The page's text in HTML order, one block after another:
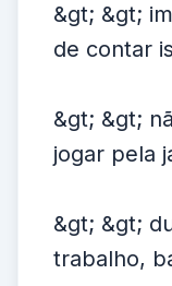
&gt; &gt;
de contar
&gt; &gt;
jogar pela
&gt; &gt;
trabalho,